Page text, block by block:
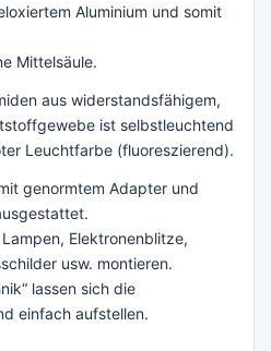
Aluminium und somit
Mittelsäule.
aus widerstandsfähigem,
ist selbstleuchtend
Leuchtfarbe (fluoreszierend).
genormtem Adapter und
Elektronenblitze,
usw. montieren.
lassen sich die
einfach aufstellen.